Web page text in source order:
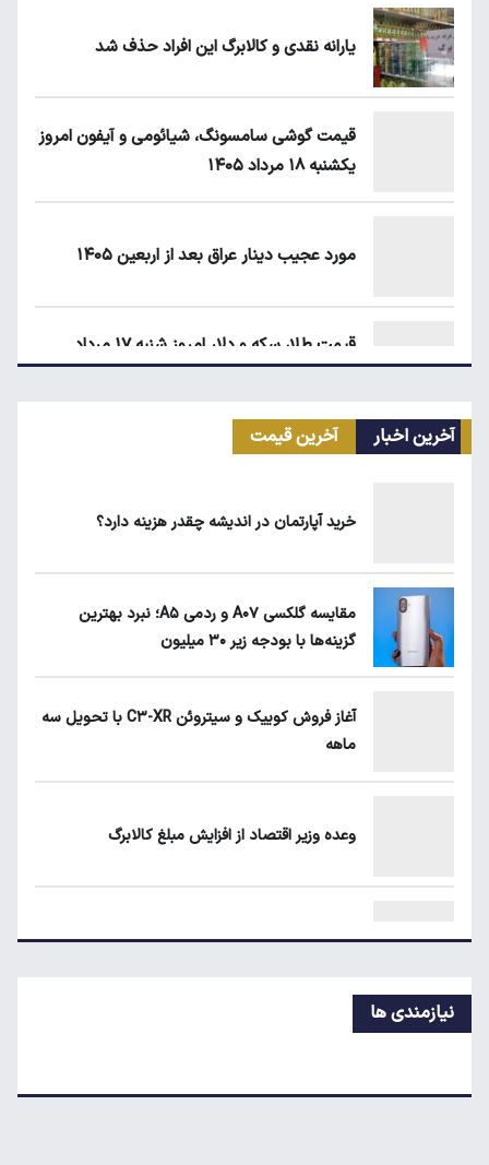
یارانه نقدی و کالابرگ این افراد حذف شد
قیمت گوشی سامسونگ، شیائومی و آیفون امروز
یکشنبه ۱۸ مرداد ۱۴۰۵
مورد عجیب دینار عراق بعد از اربعین ۱۴۰۵
قیمت طلا، سکه و دلار امروز شنبه ۱۷ مرداد
۱۴۰۵
علت افزایش رقم برخی قبوض آب در تابستان
زمان واریز سود سهام عدالت مشخص شد
آخرین اخبار آخرین قیمت
خرید آپارتمان در اندیشه چقدر هزینه دارد؟
مقایسه گلکسی A۰۷ و ردمی A۵؛ نبرد بهترین
گزینه‌ها با بودجه زیر ۳۰ میلیون
آغاز فروش کوییک و سیتروئن C۳-XR با تحویل سه
ماهه
وعده وزیر اقتصاد از افزایش مبلغ کالابرگ
اعطای زمین رایگان به خانوار دارای سه فرزند و بیشتر
نیازمندی ها